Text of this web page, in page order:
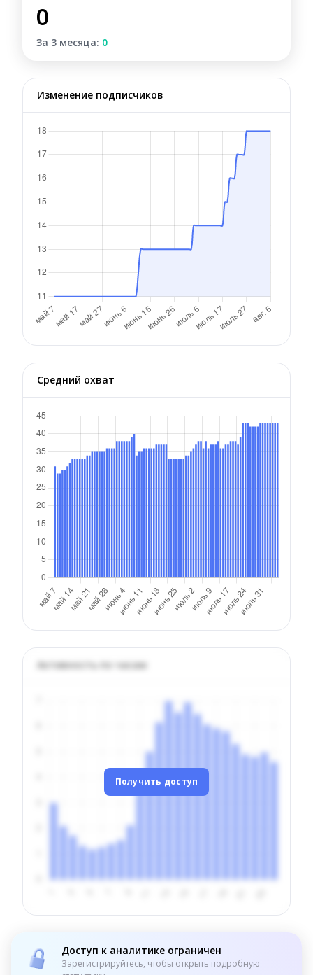
0
За 3 месяца: 0
Изменение подписчиков
Средний охват
Активность по часам
Получить доступ
Доступ к аналитике ограничен
Зарегистрируйтесь, чтобы открыть подробную